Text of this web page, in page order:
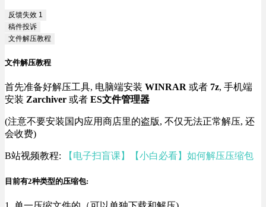
反馈失效 1
稿件投诉
文件解压教程
文件解压教程
首先准备好解压工具, 电脑端安装 WINRAR 或者 7z, 手机端
安装 Zarchiver 或者 ES文件管理器
(注意不要安装国内应用商店里的盗版, 不仅无法正常解压, 还
会收费)
B站视频教程: 【电子扫盲课】【小白必看】如何解压压缩包
目前有2种类型的压缩包: